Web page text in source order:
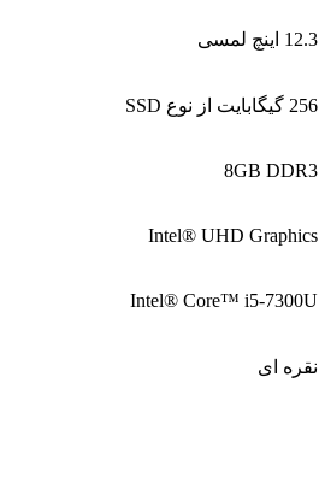
12.3 اینچ لمسی
256 گیگابایت از نوع SSD
8GB DDR3
Intel® UHD Graphics
Intel® Core™ i5-7300U
نقره ای